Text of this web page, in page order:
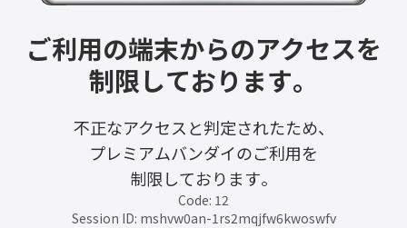
ご利用の端末からのアクセスを
制限しております。
不正なアクセスと判定されたため、
プレミアムバンダイのご利用を
制限しております。
Code: 12
Session ID: mshvw0an-1rs2mqjfw6kwoswfv